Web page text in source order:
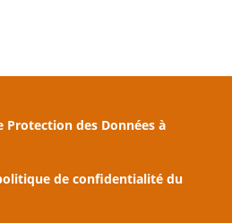
Protection des Données à
de confidentialité du